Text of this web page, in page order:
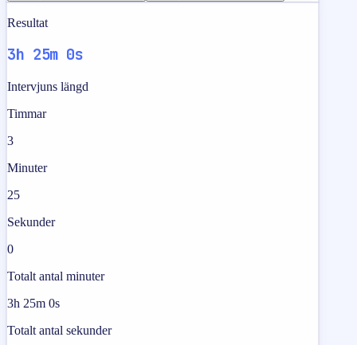
Resultat
3h 25m 0s
Intervjuns längd
Timmar
3
Minuter
25
Sekunder
0
Totalt antal minuter
3h 25m 0s
Totalt antal sekunder